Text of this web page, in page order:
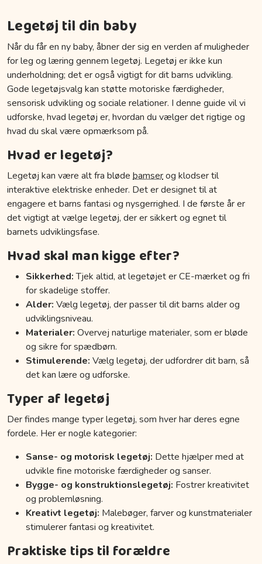
Legetøj til din baby
Når du får en ny baby, åbner der sig en verden af muligheder
for leg og læring gennem legetøj. Legetøj er ikke kun
underholdning; det er også vigtigt for dit barns udvikling.
Gode legetøjsvalg kan støtte motoriske færdigheder,
sensorisk udvikling og sociale relationer. I denne guide vil vi
udforske, hvad legetøj er, hvordan du vælger det rigtige og
hvad du skal være opmærksom på.
Hvad er legetøj?
Legetøj kan være alt fra bløde bamserog klodser til
interaktive elektriske enheder. Det er designet til at
engagere et barns fantasi og nysgerrighed. I de første år er
det vigtigt at vælge legetøj, der er sikkert og egnet til
barnets udviklingsfase.
Hvad skal man kigge efter?
Sikkerhed:Tjek altid, at legetøjet er CE-mærket og fri
for skadelige stoffer.
Alder: Vælg legetøj, der passer til dit barns alder og
udviklingsniveau.
Materialer: Overvej naturlige materialer, som er bløde
og sikre for spædbørn.
Stimulerende: Vælg legetøj, der udfordrer dit barn, så
det kan lære og udforske.
Typer af legetøj
Der findes mange typer legetøj, som hver har deres egne
fordele. Her er nogle kategorier:
Sanse- og motorisk legetøj: Dette hjælper med at
udvikle fine motoriske færdigheder og sanser.
Bygge- og konstruktionslegetøj: Fostrer kreativitet
og problemløsning.
Kreativt legetøj: Malebøger, farver og kunstmaterialer
stimulerer fantasi og kreativitet.
Praktiske tips til forældre